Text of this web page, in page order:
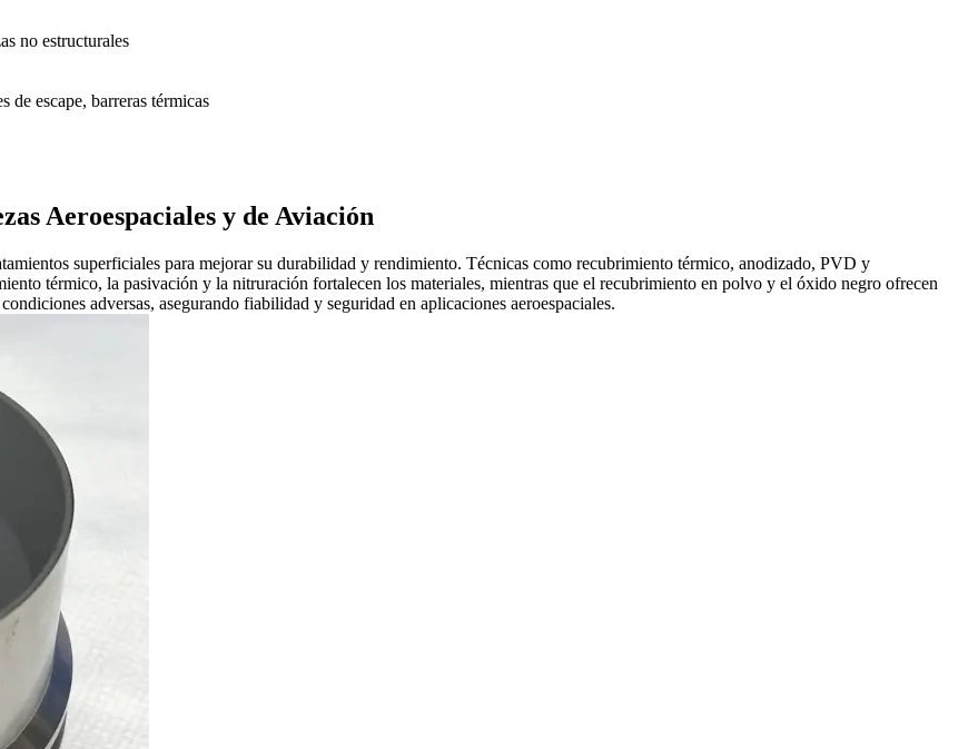
no estructurales
de escape, barreras térmicas
Aeroespaciales y de Aviación
superficiales para mejorar su durabilidad y rendimiento. Técnicas como recubrimiento térmico, anodizado, PVD y
térmico, la pasivación y la nitruración fortalecen los materiales, mientras que el recubrimiento en polvo y el óxido negro ofrecen
adversas, asegurando fiabilidad y seguridad en aplicaciones aeroespaciales.